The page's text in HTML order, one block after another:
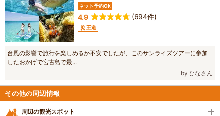
ネット予約OK
4.9 (694件)
王道
台風の影響で旅行を楽しめるか不安でしたが、このサンライズツアーに参加
したおかげで宮古島で最...
by ひなさん
その他の周辺情報
周辺の観光スポット